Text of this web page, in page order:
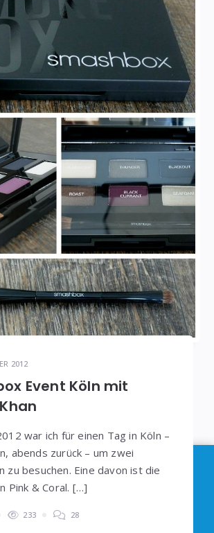
2012
Event Köln mit
war ich für einen Tag in Köln –
abends zurück – um zwei
zu besuchen. Eine davon ist die
Pink & Coral. […]
233 28
DSGVO: Die Erfassung Deiner Daten
Analyticskönnen Sie durch
folgenden Link unterbinden. Es